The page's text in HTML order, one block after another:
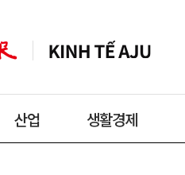
산업 생활경제